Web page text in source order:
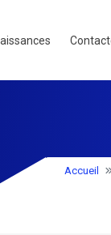
Accueil